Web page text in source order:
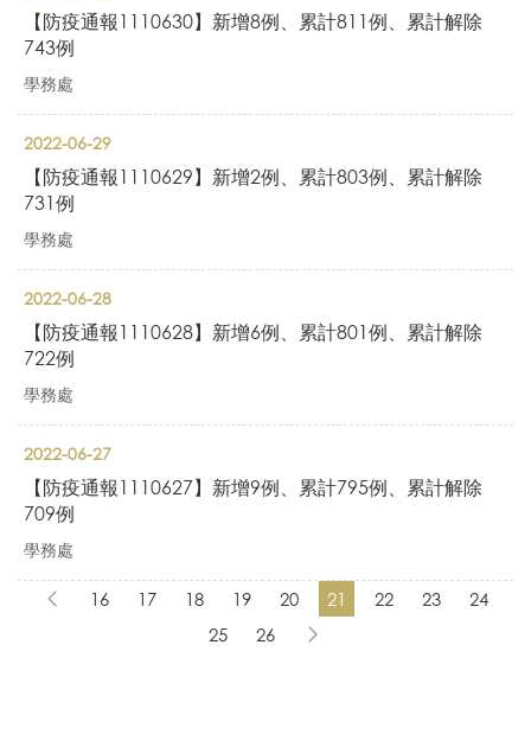
【防疫通報1110630】新增8例、累計811例、累計解除
743例
學務處
2022-06-29
【防疫通報1110629】新增2例、累計803例、累計解除
731例
學務處
2022-06-28
【防疫通報1110628】新增6例、累計801例、累計解除
722例
學務處
2022-06-27
【防疫通報1110627】新增9例、累計795例、累計解除
709例
學務處
16 17 18 19 20 21 22 23
24
25
26